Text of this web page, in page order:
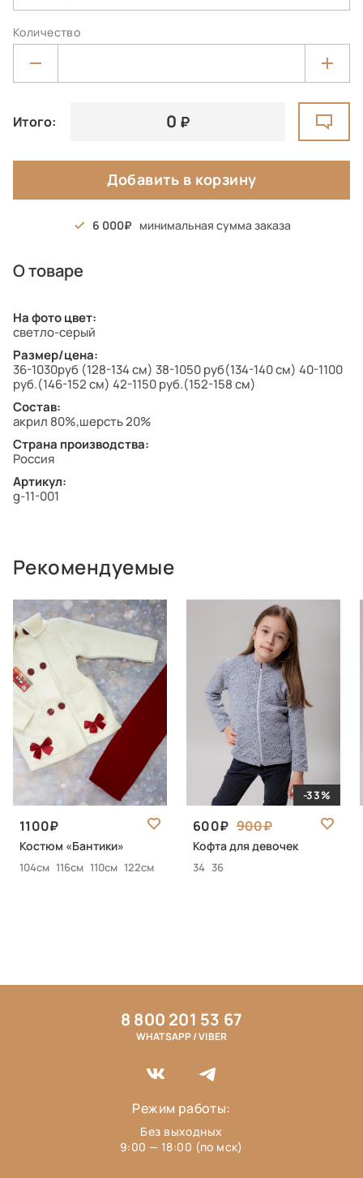
Количество
Итого: 0
Добавить в корзину
6 000 минимальная сумма заказа
О товаре
На фото цвет:
светло-серый
Размер/цена:
36-1030руб (128-134 см) 38-1050 руб(134-140 см) 40-1100
руб.(146-152 см) 42-1150 руб.(152-158 см)
Состав:
акрил 80%,шерсть 20%
Страна производства:
Россия
Артикул:
g-11-001
Рекомендуемые
1100
Костюм «Бантики»
104см 116см 110см 122см
-33%
600 900
Кофта для девочек
34 36
8 800 201 53 67
WHATSAPP / VIBER
Режим работы:
Без выходных
9:00 — 18:00 (по мск)